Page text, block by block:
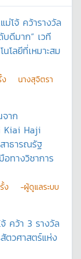
โจ้ คว้ารางวัล
ดีมาก” เวที
โลยีที่เหมาะสม
ง
นางสุจิตรา
าก
Kiai Haji
าธารณรัฐ
อทางวิชาการ
ง
-ผู้ดูแลระบบ
คว้า 3 รางวัล
ตวศาสตร์แห่ง